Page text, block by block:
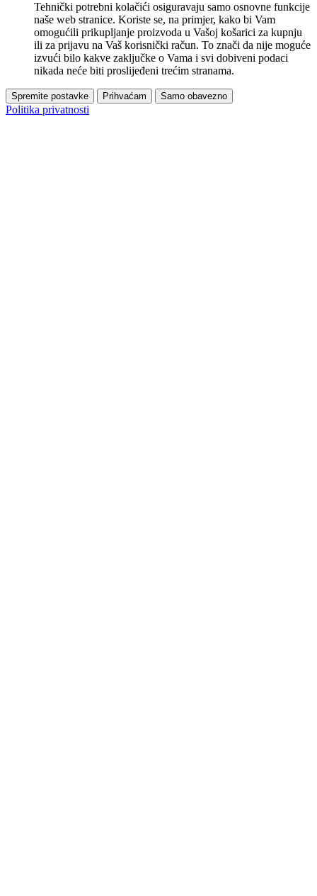
Tehnički potrebni kolačići osiguravaju samo osnovne funkcije
naše web stranice. Koriste se, na primjer, kako bi Vam
omogućili prikupljanje proizvoda u Vašoj košarici za kupnju
ili za prijavu na Vaš korisnički račun. To znači da nije moguće
izvući bilo kakve zaključke o Vama i svi dobiveni podaci
nikada neće biti proslijeđeni trećim stranama.
Spremite postavke Prihvaćam Samo obavezno
Politika privatnosti